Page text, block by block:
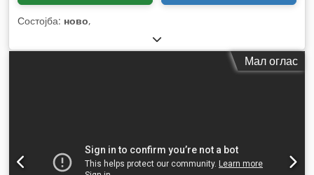
Состојба: ново,
Мал оглас